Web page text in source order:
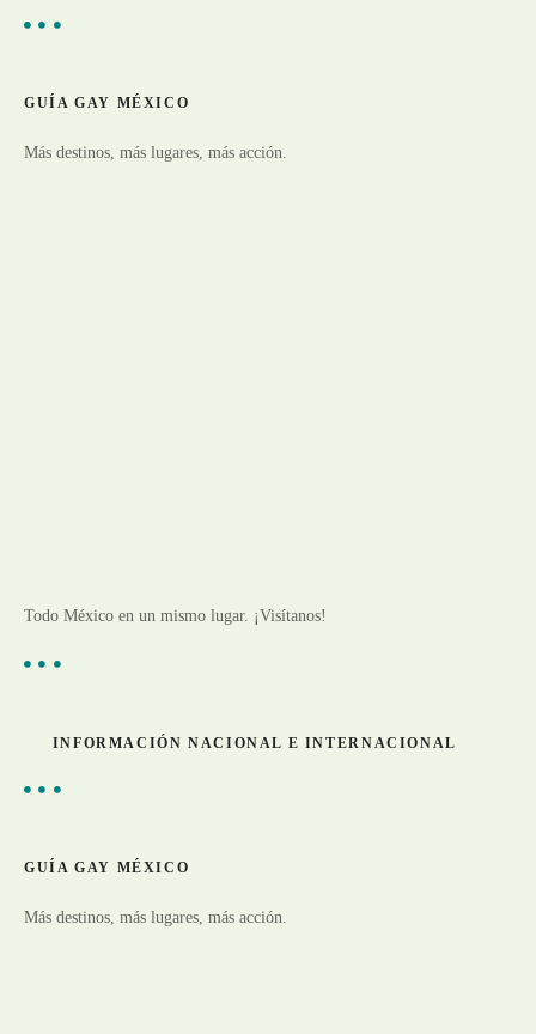
GUÍA GAY MÉXICO
Más destinos, más lugares, más acción.
Todo México en un mismo lugar. ¡Visítanos!
INFORMACIÓN NACIONAL E INTERNACIONAL
GUÍA GAY MÉXICO
Más destinos, más lugares, más acción.